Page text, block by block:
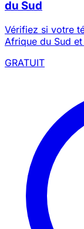
du Sud
Vérifiez si votre
Afrique du Sud
GRATUIT